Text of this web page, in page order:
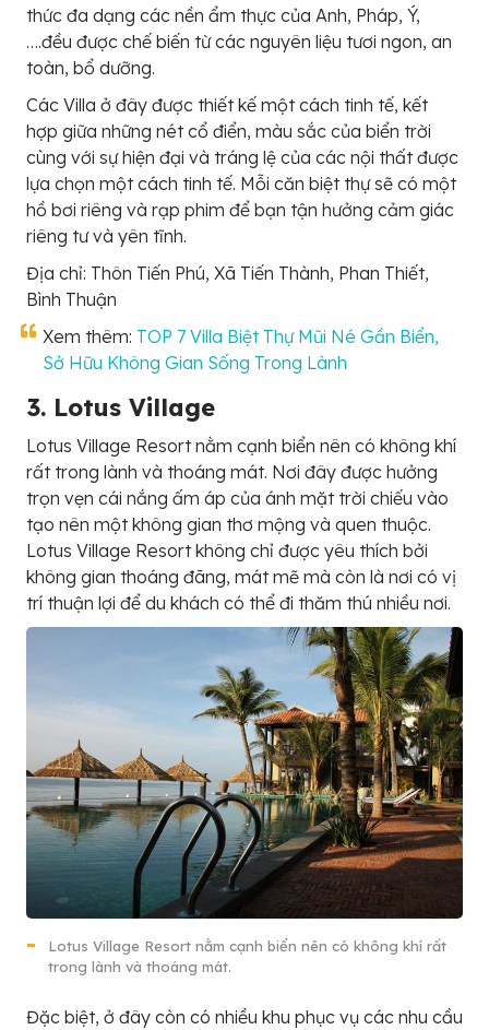
thức đa dạng các nền ẩm thực của Anh, Pháp, Ý,
….đều được chế biến từ các nguyên liệu tươi ngon, an
toàn, bổ dưỡng.
Các Villa ở đây được thiết kế một cách tinh tế, kết
hợp giữa những nét cổ điển, màu sắc của biển trời
cùng với sự hiện đại và tráng lệ của các nội thất được
lựa chọn một cách tinh tế. Mỗi căn biệt thự sẽ có một
hồ bơi riêng và rạp phim để bạn tận hưởng cảm giác
riêng tư và yên tĩnh.
Địa chỉ: Thôn Tiến Phú, Xã Tiến Thành, Phan Thiết,
Bình Thuận
Xem thêm: TOP 7 Villa Biệt Thự Mũi Né Gần Biển,
Sở Hữu Không Gian Sống Trong Lành
3. Lotus Village
Lotus Village Resort nằm cạnh biển nên có không khí
rất trong lành và thoáng mát. Nơi đây được hưởng
trọn vẹn cái nắng ấm áp của ánh mặt trời chiếu vào
tạo nên một không gian thơ mộng và quen thuộc.
Lotus Village Resort không chỉ được yêu thích bởi
không gian thoáng đãng, mát mẽ mà còn là nơi có vị
trí thuận lợi để du khách có thể đi thăm thú nhiều nơi.
Lotus Village Resort nằm cạnh biển nên có không khí rất
trong lành và thoáng mát.
Đặc biệt, ở đây còn có nhiều khu phục vụ các nhu cầu